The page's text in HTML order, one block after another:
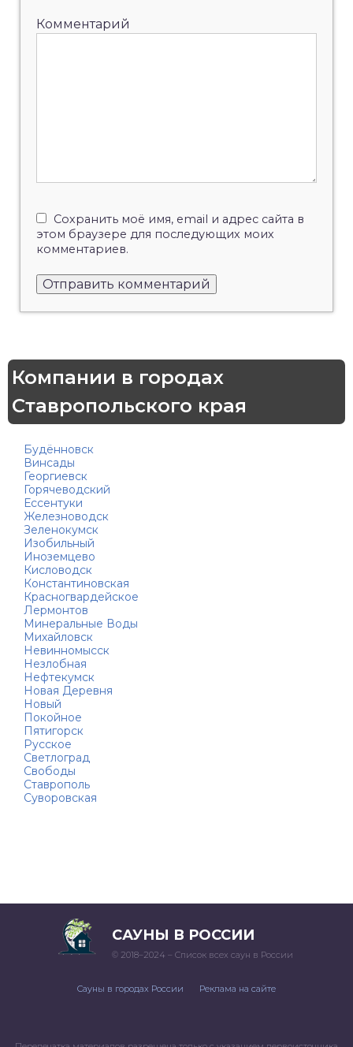
Комментарий
Сохранить моё имя, email и адрес сайта в
этом браузере для последующих моих
комментариев.
Компании в городах
Ставропольского края
Будённовск
Винсады
Георгиевск
Горячеводский
Ессентуки
Железноводск
Зеленокумск
Изобильный
Иноземцево
Кисловодск
Константиновская
Красногвардейское
Лермонтов
Минеральные Воды
Михайловск
Невинномысск
Незлобная
Нефтекумск
Новая Деревня
Новый
Покойное
Пятигорск
Русское
Светлоград
Свободы
Ставрополь
Суворовская
САУНЫ В РОССИИ
© 2018–2024 – Список всех саун в России
Сауны в городах России Реклама на сайте